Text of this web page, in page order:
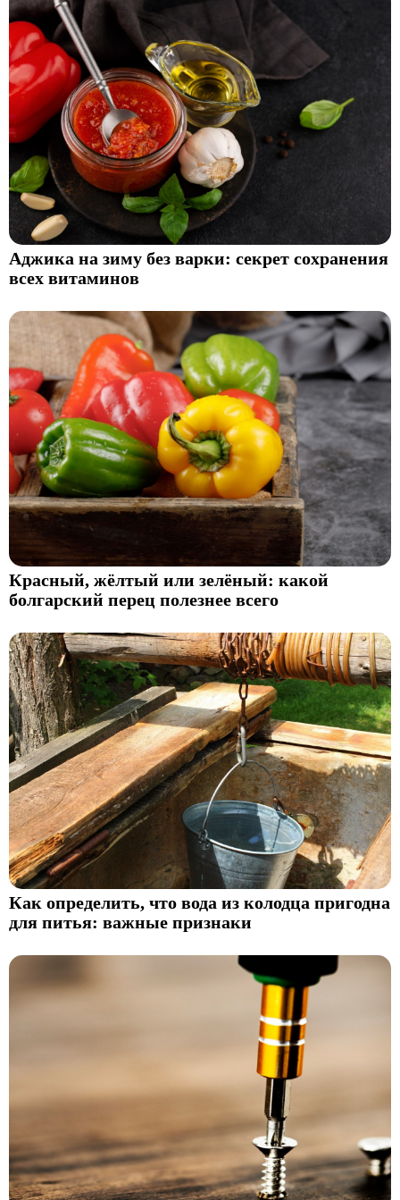
Аджика на зиму без варки: секрет сохранения
всех витаминов
Красный, жёлтый или зелёный: какой
болгарский перец полезнее всего
Как определить, что вода из колодца пригодна
для питья: важные признаки